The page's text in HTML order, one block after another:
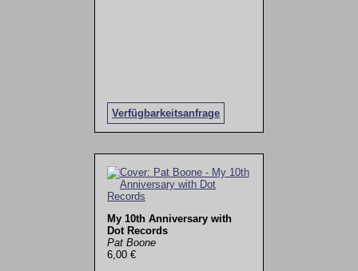
Verfügbarkeitsanfrage
My 10th Anniversary with
Dot Records
Pat Boone
6,00 €